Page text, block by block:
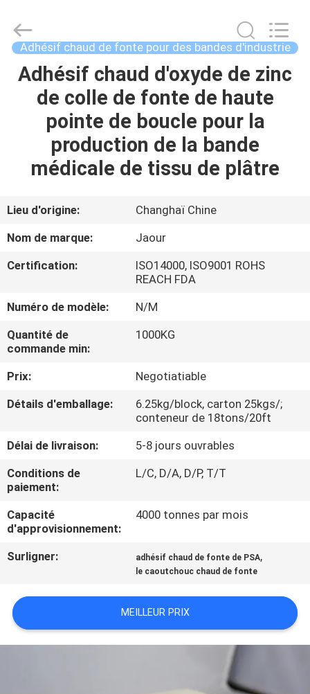
MAISON
PRODUITS
DE
NOUS
VISITE
DE
L'USINE
CONTRÔLE
CONTACTEZ-
CAS
DEMANDEZ
UN DEVIS
Jaour
Adhesive
Products
Co.,Ltd.
Rights
Reserved.
Adhésif chaud de fonte pour des bandes d'industrie
Adhésif chaud d'oxyde de zinc
de colle de fonte de haute
pointe de boucle pour la
production de la bande
médicale de tissu de plâtre
Lieu d'origine:
Changhaï Chine
Nom de marque:
Jaour
Certification:
ISO14000, ISO9001 ROHS
REACH FDA
Numéro de modèle:
N/M
Quantité de
commande min:
1000KG
Prix:
Negotiatiable
Détails d'emballage:
6.25kg/block, carton 25kgs/;
conteneur de 18tons/20ft
Délai de livraison:
5-8 jours ouvrables
Conditions de
paiement:
L/C, D/A, D/P, T/T
Capacité
d'approvisionnement:
4000 tonnes par mois
Surligner: adhésif chaud de fonte de PSA,
le caoutchouc chaud de fonte
MEILLEUR PRIX